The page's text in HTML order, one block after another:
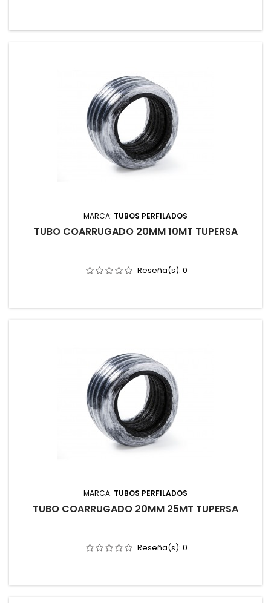
MARCA: TUBOS PERFILADOS
TUBO COARRUGADO 20MM 10MT TUPERSA
Reseña(s): 0
MARCA: TUBOS PERFILADOS
TUBO COARRUGADO 20MM 25MT TUPERSA
Reseña(s): 0